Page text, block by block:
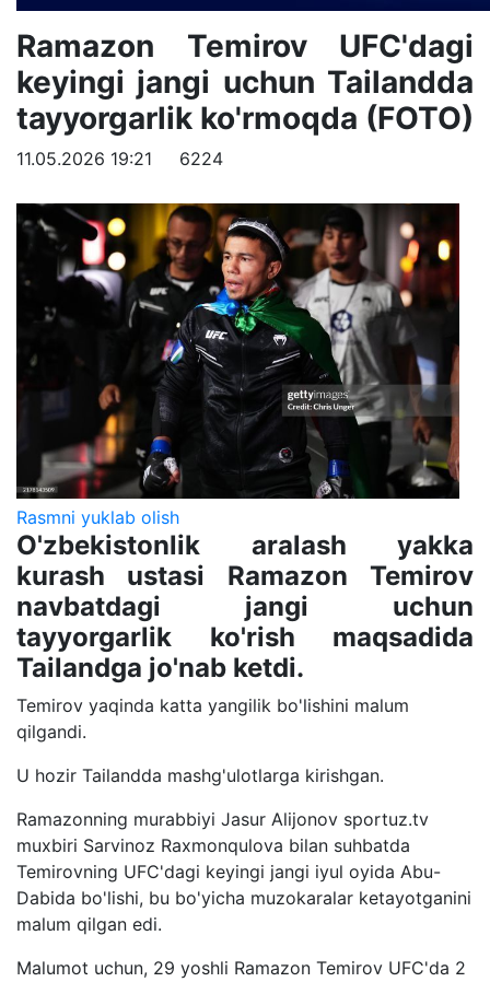
Ramazon Temirov UFC'dagi
keyingi jangi uchun Tailandda
tayyorgarlik ko'rmoqda (FOTO)
11.05.2026 19:21 6224
Rasmni yuklab olish
O'zbekistonlik aralash yakka
kurash ustasi Ramazon Temirov
navbatdagi jangi uchun
tayyorgarlik ko'rish maqsadida
Tailandga jo'nab ketdi.
Temirov yaqinda katta yangilik bo'lishini malum
qilgandi.
U hozir Tailandda mashg'ulotlarga kirishgan.
Ramazonning murabbiyi Jasur Alijonov sportuz.tv
muxbiri Sarvinoz Raxmonqulova bilan suhbatda
Temirovning UFC'dagi keyingi jangi iyul oyida Abu-
Dabida bo'lishi, bu bo'yicha muzokaralar ketayotganini
malum qilgan edi.
Malumot uchun, 29 yoshli Ramazon Temirov UFC'da 2